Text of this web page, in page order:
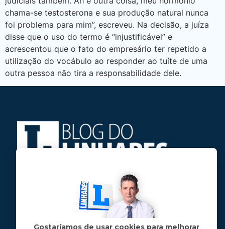
chama-se testosterona e sua produção natural nunca
foi problema para mim”, escreveu. Na decisão, a juíza
disse que o uso do termo é “injustificável” e
acrescentou que o fato do empresário ter repetido a
utilização do vocábulo ao responder ao tuíte de uma
outra pessoa não tira a responsabilidade dele.
Jose Linhares Jr é maranhense.
Formado em Jornalismo, estudou filosofia
e tem pós-graduações em ciência política
e marketing político.
Gostaríamos de usar cookies para melhorar